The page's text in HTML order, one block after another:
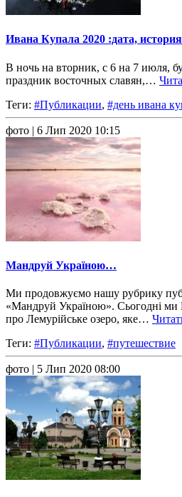
Ивана Купала 2020 :дата,
В ночь на вторник, с 6 на 7 июля,
праздник восточных славян,…
Теги: #Публикации, #день ивана
фото | 6 Лип 2020 10:15
Мандруй Україною…
Ми продовжуємо нашу рубрику
«Мандруй Україною». Сьогодні ми
про Лемурійське озеро, яке…
Теги: #Публикации, #путешествие
фото | 5 Лип 2020 08:00